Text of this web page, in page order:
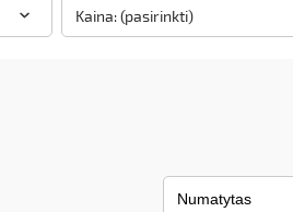
Kaina: (pasirinkti)